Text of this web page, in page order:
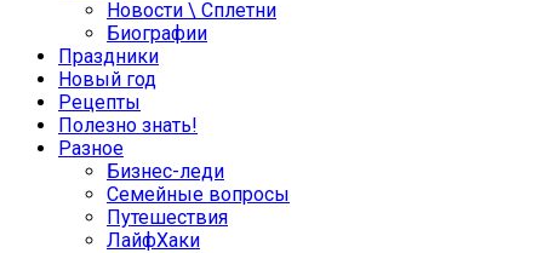
Новости \ Сплетни
Биографии
Праздники
Новый год
Рецепты
Полезно знать!
Разное
Бизнес-леди
Семейные вопросы
Путешествия
ЛайфХаки